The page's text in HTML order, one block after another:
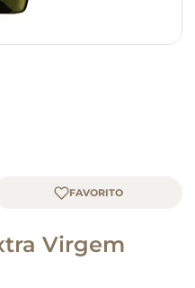
Virgem